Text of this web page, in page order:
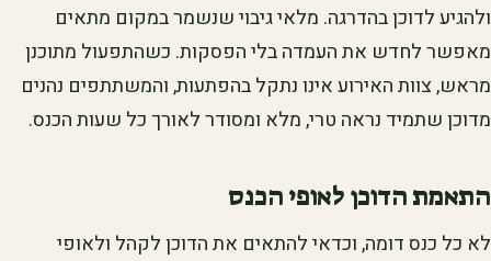
ולהגיע לדוכן בהדרגה. מלאי גיבוי שנשמר במקום מתאים
מאפשר לחדש את העמדה בלי הפסקות. כשהתפעול מתוכנן
מראש, צוות האירוע אינו נתקל בהפתעות, והמשתתפים נהנים
מדוכן שתמיד נראה טרי, מלא ומסודר לאורך כל שעות הכנס.
התאמת הדוכן לאופי הכנס
לא כל כנס דומה, וכדאי להתאים את הדוכן לקהל ולאופי